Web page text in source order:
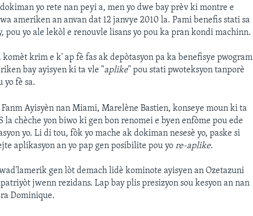
yo rete nan peyi a, men yo dwe bay prèv ki montre e
ameriken an anvan dat 12 janvye 2010 la. Pami benefis stati sa
pou yo ale lekòl e renouvle lisans yo pou ka pran kondi machinn.
krim e k' ap fè fas ak depòtasyon pa ka benefisye pwogram
bay ayisyen ki ta vle "aplike" pou stati pwoteksyon tanporè
yo fè sa.
Ayisyèn nan Miami, Marelène Bastien, konseye moun ki ta
la chèche yon biwo ki gen bon renomei e byen enfòme pou ede
yo. Li di tou, fòk yo mache ak dokiman nesesè yo, paske si
aplikasyon an yo pap gen posibilite pou yore-aplike.
gen lòt demach lidè kominote ayisyen an Ozetazuni
jwenn rezidans. Lap bay plis presizyon sou kesyon an nan
Dominique.